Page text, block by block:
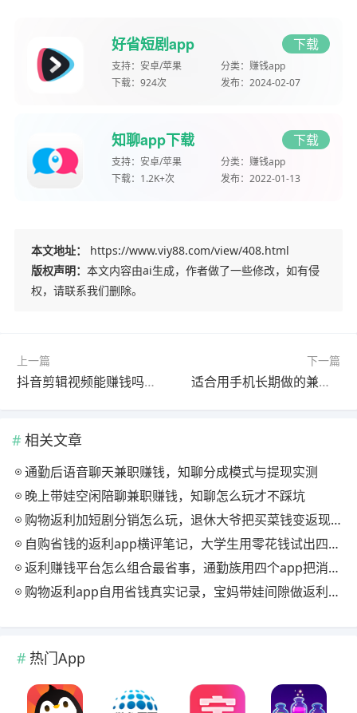
好省短剧app 下载
支持： 安卓/苹果 分类： 赚钱app
下载： 924次 发布： 2024-02-07
知聊app下载 下载
支持： 安卓/苹果 分类： 赚钱app
下载： 1.2K+次 发布： 2022-01-13
本文地址：
https://www.viy88.com/view/408.html
版权声明： 本文内容由ai生成，作者做了一些修改，如有侵
权，请联系我们删除。
上一篇
抖音剪辑视频能赚钱吗？抖音剪辑视频赚钱方法分享
下一篇
适合用手机长期做的兼职有哪些？这几种兼职都适合用手机做
相关文章
通勤后语音聊天兼职赚钱，知聊分成模式与提现实测
晚上带娃空闲陪聊兼职赚钱，知聊怎么玩才不踩坑
购物返利加短剧分销怎么玩，退休大爷把买菜钱变返现的慢节奏法
自购省钱的返利app横评笔记，大学生用零花钱试出四款能提现的
返利赚钱平台怎么组合最省事，通勤族用四个app把消费变现金流
购物返利app自用省钱真实记录，宝妈带娃间隙做返利赚钱的日常
热门App